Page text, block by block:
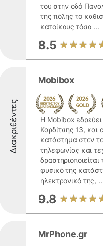
του στην οδό
της πόλης το
κατοίκους τόσο ...
8.5
Διακριθέντες
Mobibox
Η Mobibox
Καρδίτσης 13, και
κατάστημα στον
τηλεφωνίας και
φυσικό της
ηλεκτρονικό της, ...
9.8
MrPhone.gr